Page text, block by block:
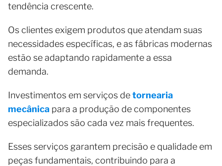
tendência crescente.
Os clientes exigem produtos que atendam suas
necessidades específicas, e as fábricas modernas
estão se adaptando rapidamente a essa
demanda.
Investimentos em serviços detornearia
mecânica para a produção de componentes
especializados são cada vez mais frequentes.
Esses serviços garantem precisão e qualidade em
peças fundamentais, contribuindo para a